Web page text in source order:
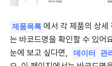
제품목록 에서 각 제품의 상세
는 바코드명을 확인할 수 있어
눈에 보고 싶다면,
데이터 관